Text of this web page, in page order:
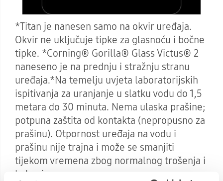
*Titan je nanesen samo na okvir uređaja.
Okvir ne uključuje tipke za glasnoću i bočne
tipke. *Corning® Gorilla® Glass Victus® 2
naneseno je na prednju i stražnju stranu
uređaja.*Na temelju uvjeta laboratorijskih
ispitivanja za uranjanje u slatku vodu do 1,5
metara do 30 minuta. Nema ulaska prašine;
potpuna zaštita od kontakta (nepropusno za
prašinu). Otpornost uređaja na vodu i
prašinu nije trajna i može se smanjiti
tijekom vremena zbog normalnog trošenja i
habanja.